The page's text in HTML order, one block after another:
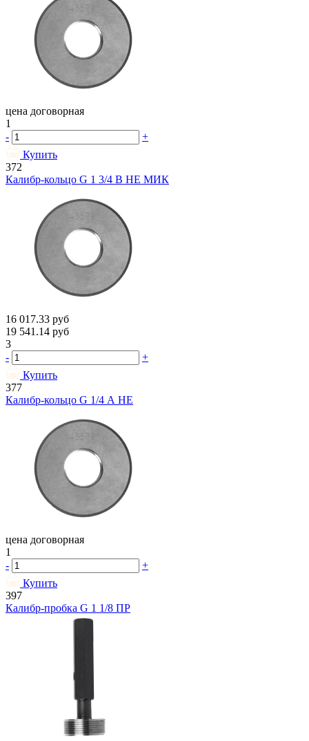
цена договорная
1
-
+
Купить
372
Калибр-кольцо G 1 3/4 В НЕ МИК
16 017.33 руб
19 541.14 руб
3
-
+
Купить
377
Калибр-кольцо G 1/4 А НЕ
цена договорная
1
-
+
Купить
397
Калибр-пробка G 1 1/8 ПР